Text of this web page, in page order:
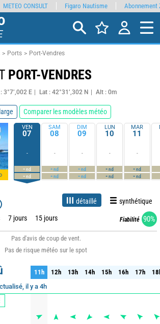
Ports Port-Vendres
PORT-VENDRES
3°7’,002 E Lat : 42°31’,302 N Alt : 0m
Comparer les modèles météo
VEN
07
-
-nd
-nd
SAM
08
-
-nd
-nd
DIM
09
-
-nd
-nd
LUN
10
-
-nd
-nd
MAR
11
-
-nd
-nd
détaillé synthétique
7 jours 15 jours Fiabilité 90%
Pas d'avis de coup de vent.
Pas de risque météo sur le spot
il y a 4h
11h 12h 13h 14h 15h 16h 17h
11h 12h 13h 14h 15h 16h 17h
METEO CONSULT Figaro Nautisme Abonnement